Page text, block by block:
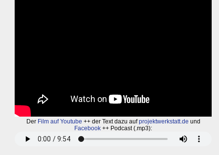
Der Film auf Youtube ++ der Text dazu aufprojektwerkstatt.de und
Facebook ++ Podcast (.mp3):